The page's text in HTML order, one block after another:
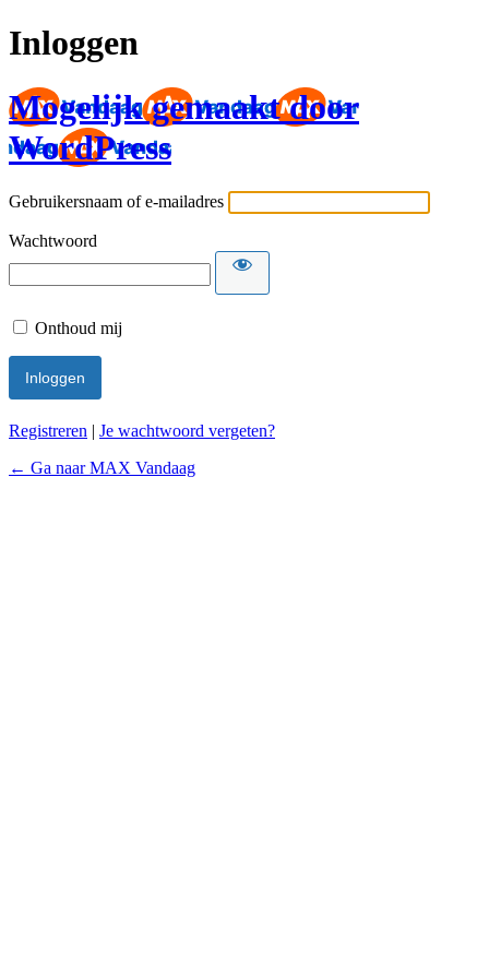
Inloggen
Mogelijk gemaakt door
WordPress
Gebruikersnaam of e-mailadres
Wachtwoord
Onthoud mij
Registreren | Je wachtwoord vergeten?
← Ga naar MAX Vandaag